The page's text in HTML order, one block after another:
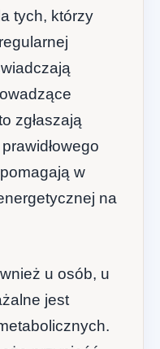
tych, którzy
zgłaszają
w
na
u osób, u
jest